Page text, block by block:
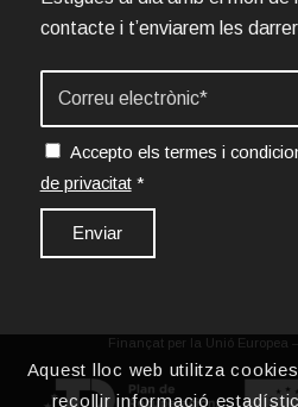
contacte i t’enviarem les
Accepto els termes i
de privacitat *
Finançat per la Unió Europea
Aquest lloc web utilitza
recollir informació